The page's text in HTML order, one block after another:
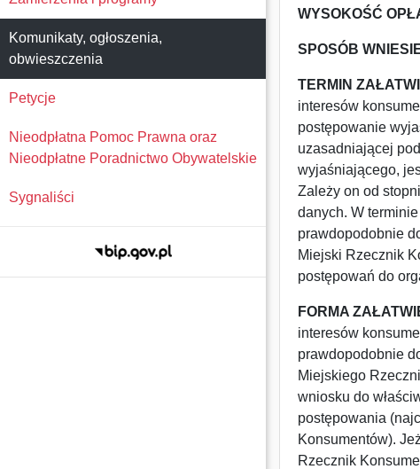
Komunikaty, ogłoszenia,
obwieszczenia
Petycje
Nieodpłatna Pomoc Prawna oraz
Nieodpłatne Poradnictwo Obywatelskie
Sygnaliści
WYSOKOŚĆ
SPOSÓB
TERMIN
interesów
postępowanie
uzasadniającej
wyjaśniającego,
Zależy on od
danych. W
prawdopodobnie
Miejski Rzecznik
postępowań do
FORMA
interesów
prawdopodobnie
Miejskiego
wniosku do
postępowania
Konsumentów).
Rzecznik